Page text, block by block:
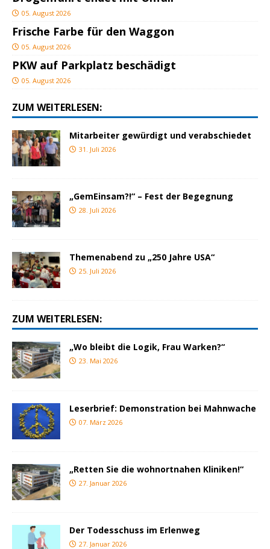
05. August 2026
Frische Farbe für den Waggon
05. August 2026
PKW auf Parkplatz beschädigt
05. August 2026
ZUM WEITERLESEN:
Mitarbeiter gewürdigt und verabschiedet
31. Juli 2026
„GemEinsam?!“ – Fest der Begegnung
28. Juli 2026
Themenabend zu „250 Jahre USA“
25. Juli 2026
ZUM WEITERLESEN:
„Wo bleibt die Logik, Frau Warken?“
23. Mai 2026
Leserbrief: Demonstration bei Mahnwache
07. März 2026
„Retten Sie die wohnortnahen Kliniken!“
27. Januar 2026
Der Todesschuss im Erlenweg
27. Januar 2026